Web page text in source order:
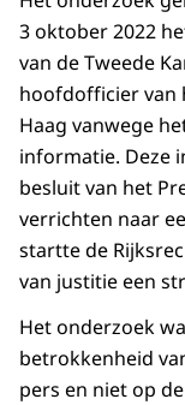
3 oktober 2022
van de Tweede
hoofdofficier van
Haag vanwege
informatie. Deze
besluit van het
verrichten naar
startte de
van justitie een
Het onderzoek
betrokkenheid
pers en niet op